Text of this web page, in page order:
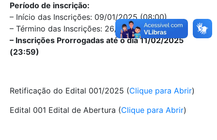
Período de inscrição:
– Início das Inscrições: 09/01/2025 (08:00)
– Término das Inscrições: 26/01/2025 (23:59)
– Inscrições Prorrogadas até o dia 11/02/2025
(23:59)
Retificação do Edital 001/2025 (Clique para Abrir)
Edital 001 Edital de Abertura (Clique para Abrir)